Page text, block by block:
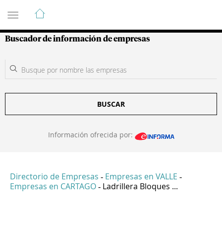
Guía de Empresas Colombianas
Buscador de información de empresas
BUSCAR
Información ofrecida por:
Directorio de Empresas - Empresas en VALLE -
Empresas en CARTAGO - Ladrillera Bloques ...